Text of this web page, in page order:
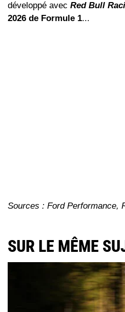
développé avec Red Bull
2026 de Formule 1...
Sources : Ford Performance,
SUR LE MÊME